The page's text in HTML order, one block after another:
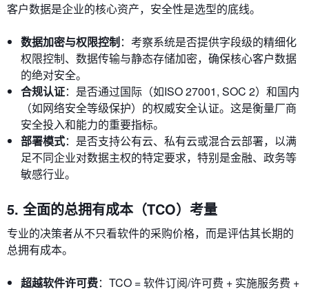
客户数据是企业的核心资产，安全性是选型的底线。
数据加密与权限控制：考察系统是否提供字段级的精细化
权限控制、数据传输与静态存储加密，确保核心客户数据
的绝对安全。
合规认证：是否通过国际（如ISO 27001, SOC 2）和国内
（如网络安全等级保护）的权威安全认证。这是衡量厂商
安全投入和能力的重要指标。
部署模式：是否支持公有云、私有云或混合云部署，以满
足不同企业对数据主权的特定要求，特别是金融、政务等
敏感行业。
5. 全面的总拥有成本（TCO）考量
专业的决策者从不只看软件的采购价格，而是评估其长期的
总拥有成本。
超越软件许可费：TCO = 软件订阅/许可费 + 实施服务费 +